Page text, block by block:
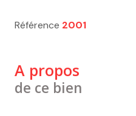
Référence 2001
A propos
de ce bien